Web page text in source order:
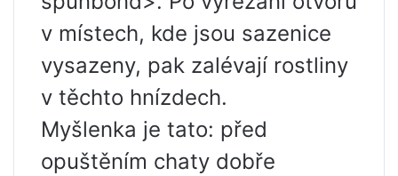
v místech, kde jsou sazenice
vysazeny, pak zalévají rostliny
v těchto hnízdech.
Myšlenka je tato: před
opuštěním chaty dobře